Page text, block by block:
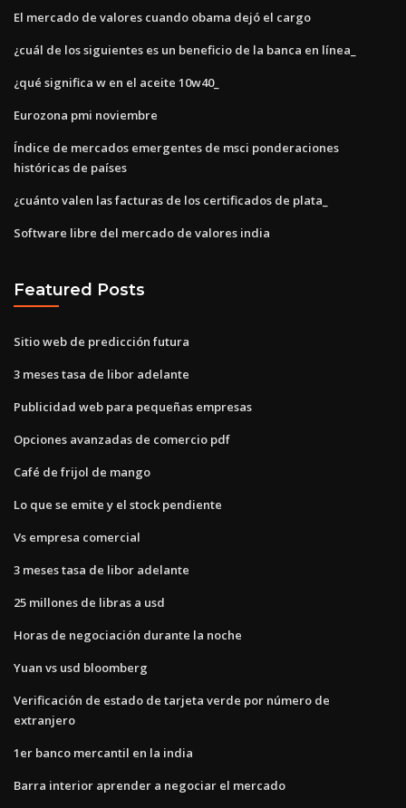
El mercado de valores cuando obama dejó el cargo
¿cuál de los siguientes es un beneficio de la banca en línea_
¿qué significa w en el aceite 10w40_
Eurozona pmi noviembre
Índice de mercados emergentes de msci ponderaciones
históricas de países
¿cuánto valen las facturas de los certificados de plata_
Software libre del mercado de valores india
Featured Posts
Sitio web de predicción futura
3 meses tasa de libor adelante
Publicidad web para pequeñas empresas
Opciones avanzadas de comercio pdf
Café de frijol de mango
Lo que se emite y el stock pendiente
Vs empresa comercial
3 meses tasa de libor adelante
25 millones de libras a usd
Horas de negociación durante la noche
Yuan vs usd bloomberg
Verificación de estado de tarjeta verde por número de
extranjero
1er banco mercantil en la india
Barra interior aprender a negociar el mercado